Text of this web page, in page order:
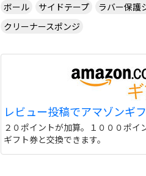
ボール
サイドテープ ラバー保護
クリーナースポンジ
レビュー投稿でアマゾンギ
２０ポイントが加算。１０００ポイ
ギフト券と交換できます。